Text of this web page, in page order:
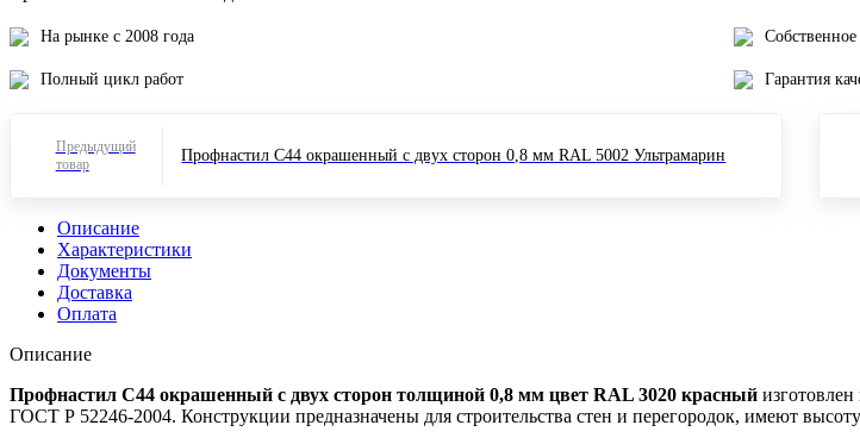
На рынке с 2008 года
Полный цикл работ Гарантия
Предыдущий
товар
Профнастил С44 окрашенный с двух сторон 0,8 мм RAL 5002 Ультрамарин
Описание
Характеристики
Документы
Доставка
Оплата
Описание
Профнастил С44 окрашенный с двух сторон толщиной 0,8 мм цвет RAL 3020 красный
ГОСТ Р 52246-2004. Конструкции предназначены для строительства стен и перегородок, имеют